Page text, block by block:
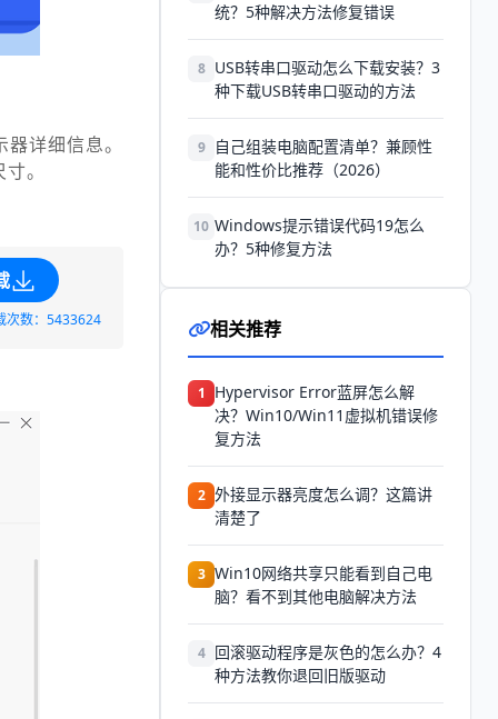
详细信息。
。
次数：5433624
统？5种解决方法修复错误
8 USB转串口驱动怎么下载安装？3
种下载USB转串口驱动的方法
9
自己组装电脑配置清单？兼顾性
能和性价比推荐（2026）
10 Windows提示错误代码19怎么
办？5种修复方法
相关推荐
1
Hypervisor Error蓝屏怎么解
决？Win10/Win11虚拟机错误修
复方法
2 外接显示器亮度怎么调？这篇讲
清楚了
3 Win10网络共享只能看到自己电
脑？看不到其他电脑解决方法
4 回滚驱动程序是灰色的怎么办？4
种方法教你退回旧版驱动